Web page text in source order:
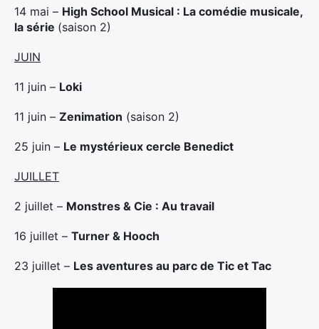
14 mai – High School Musical : La comédie musicale,
la série (saison 2)
JUIN
11 juin – Loki
11 juin – Zenimation (saison 2)
25 juin – Le mystérieux cercle Benedict
JUILLET
2 juillet – Monstres & Cie : Au travail
16 juillet – Turner & Hooch
23 juillet – Les aventures au parc de Tic et Tac